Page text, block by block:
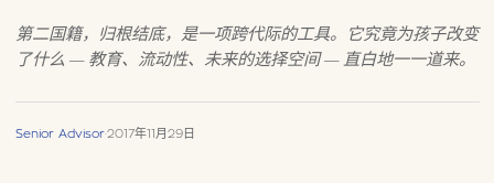
第二国籍，归根结底，是一项跨代际的工具。它究竟为孩子改变
了什么 — 教育、流动性、未来的选择空间 — 直白地一一道来。
Senior Advisor·2017年11月29日